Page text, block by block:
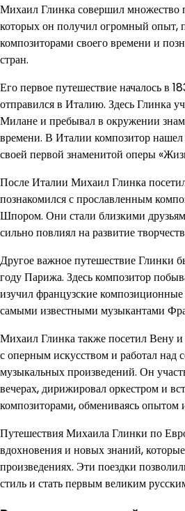
Михаил Глинка совершил множество
которых он получил огромный опыт,
композиторами своего времени и
стран.
Его первое путешествие началось в
отправился в Италию. Здесь Глинка
Милане и пребывал в окружении
времени. В Италии композитор нашел
своей первой знаменитой оперы
После Италии Михаил Глинка
познакомился с прославленным
Шпором. Они стали близкими
сильно повлиял на развитие
Другое важное путешествие Глинки
году Парижа. Здесь композитор
изучил французские
самыми известными музыкантами
Михаил Глинка также посетил Вену и
с оперным искусством и работал над
музыкальных произведений. Он
вечерах, дирижировал оркестром и
композиторами, обмениваясь опытом
Путешествия Михаила Глинки по
вдохновения и новых знаний,
произведениях. Эти поездки
стиль и стать первым великим